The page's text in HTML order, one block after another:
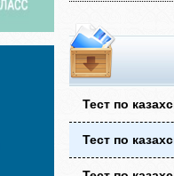
Тест по
Тест по